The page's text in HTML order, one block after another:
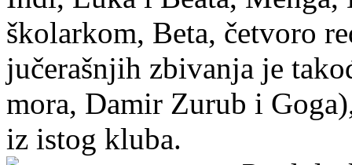
školarkom, Beta, četvoro
jučerašnjih zbivanja je
mora, Damir Zurub i
iz istog kluba.